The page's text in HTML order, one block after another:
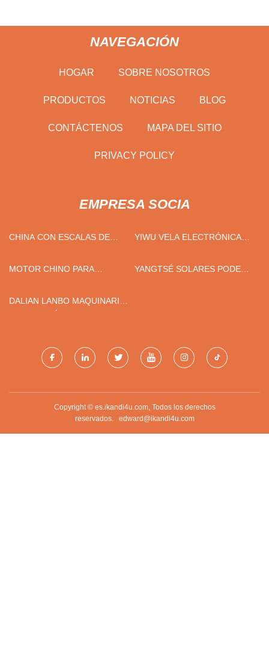
NAVEGACIÓN
HOGAR SOBRE NOSOTROS
PRODUCTOS NOTICIAS BLOG
CONTÁCTENOS MAPA DEL SITIO
PRIVACY POLICY
EMPRESA SOCIA
CHINA CON ESCALAS DE
YIWU VELA ELECTRÓNICA
MOTOR CHINO PARA
YANGTSÉ SOLARES PODER
DALIAN LANBO MAQUINARIA
Copyright © es.ikandi4u.com, Todos los derechos
reservados. edward@ikandi4u.com